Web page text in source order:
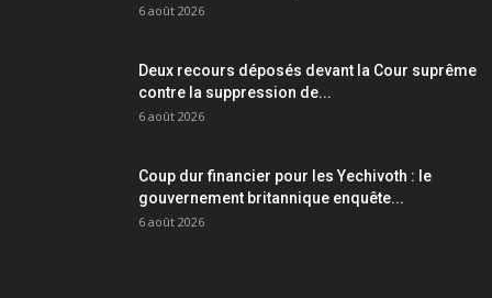
6 août 2026
Deux recours déposés devant la Cour suprême
contre la suppression de...
6 août 2026
Coup dur financier pour les Yechivoth : le
gouvernement britannique enquête...
6 août 2026